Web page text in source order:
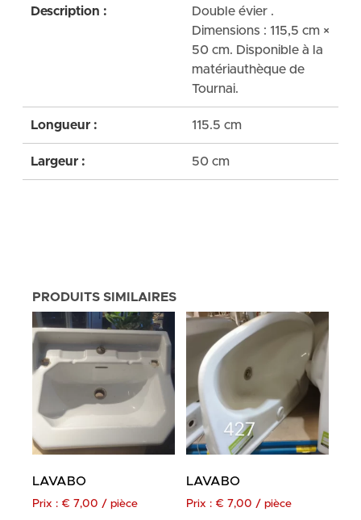
Description :
Double évier .
Dimensions : 115,5 cm ×
50 cm. Disponible à la
matériauthèque de
Tournai.
Longueur : 115.5 cm
Largeur : 50 cm
PRODUITS SIMILAIRES
LAVABO
Prix : € 7,00 / pièce
LAVABO
Prix : € 7,00 / pièce